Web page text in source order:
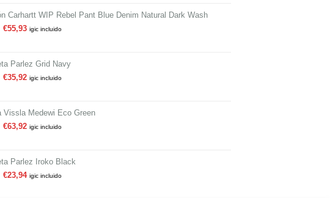
Carhartt WIP Rebel Pant Blue Denim Natural Dark Wash
€55,93 igic incluido
Parlez Grid Navy
€35,92 igic incluido
Vissla Medewi Eco Green
€63,92 igic incluido
Parlez Iroko Black
€23,94 igic incluido